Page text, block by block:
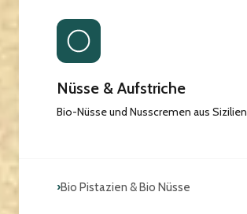
Nüsse & Aufstriche
Bio-Nüsse und Nusscremen aus Sizilien
›Bio Pistazien & Bio Nüsse